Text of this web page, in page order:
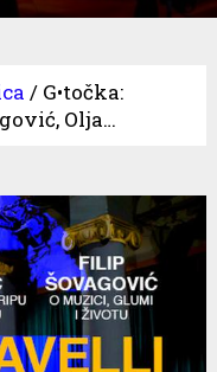
/ G•točka:
Olja…